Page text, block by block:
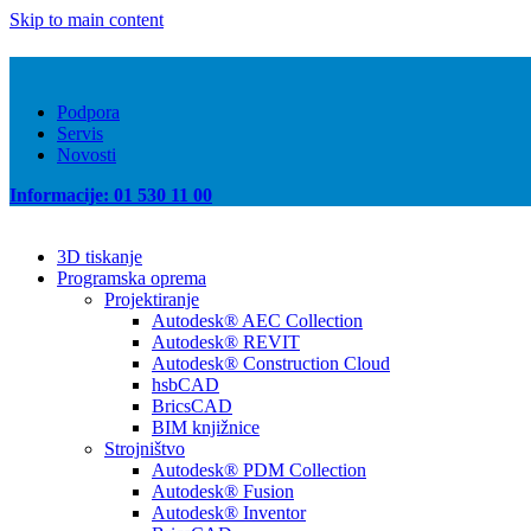
Skip to main content
Podpora
Servis
Novosti
Informacije: 01 530 11 00
3D tiskanje
Programska oprema
Projektiranje
Autodesk® AEC Collection
Autodesk® REVIT
Autodesk® Construction Cloud
hsbCAD
BricsCAD
BIM knjižnice
Strojništvo
Autodesk® PDM Collection
Autodesk® Fusion
Autodesk® Inventor